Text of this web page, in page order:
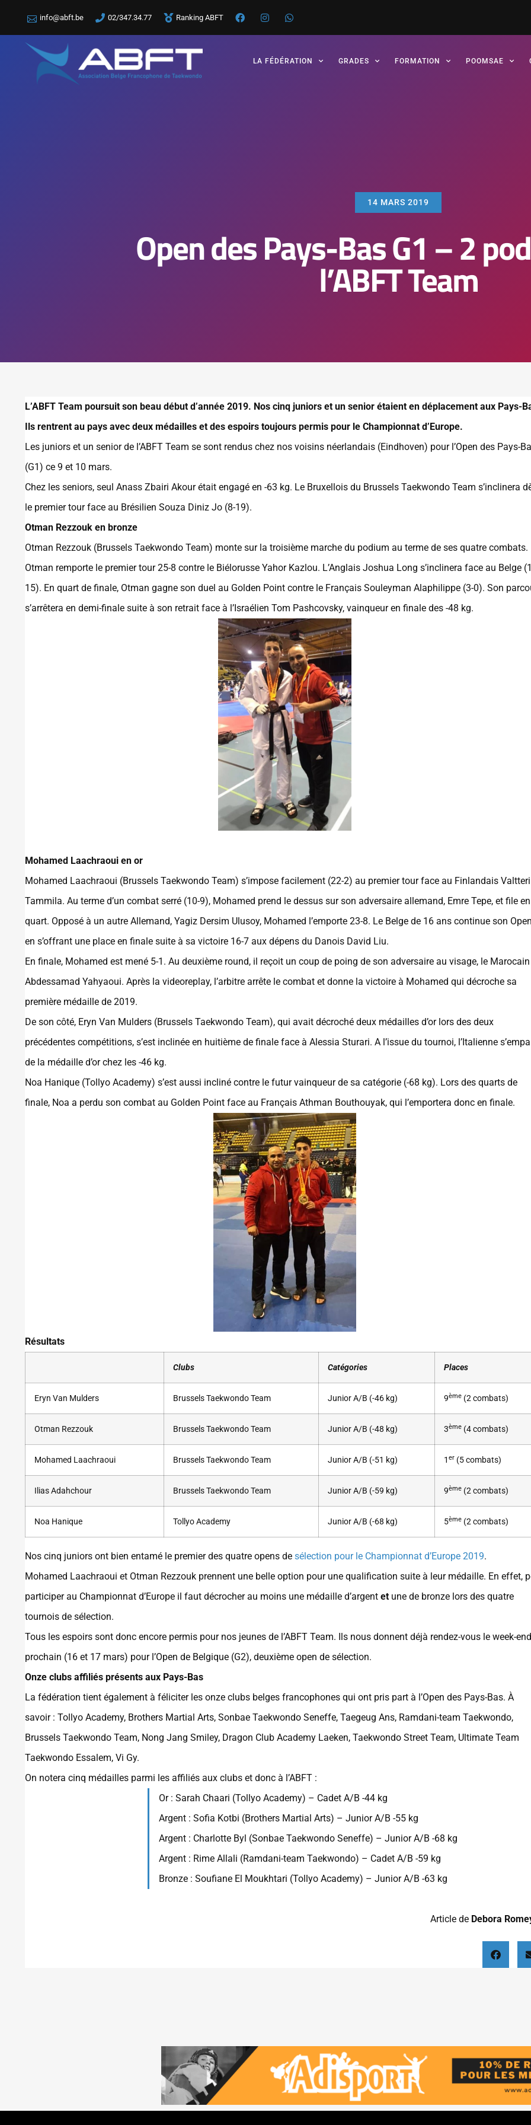
info@abft.be 02/347.34.77 Ranking ABFT
LA FÉDÉRATION GRADES FORMATION POOMSAE
14 MARS 2019
Open des Pays-Bas G1 – 2
l’ABFT Team
L’ABFT Team poursuit son beau début d’année 2019. Nos cinq juniors et un senior étaient en déplacement aux Pays-
Ils rentrent au pays avec deux médailles et des espoirs toujours permis pour le Championnat d’Europe.
Les juniors et un senior de l’ABFT Team se sont rendus chez nos voisins néerlandais (Eindhoven) pour l’Open des Pays-
(G1) ce 9 et 10 mars.
Chez les seniors, seul Anass Zbairi Akour était engagé en -63 kg. Le Bruxellois du Brussels Taekwondo Team s’inclinera
le premier tour face au Brésilien Souza Diniz Jo (8-19).
Otman Rezzouk en bronze
Otman Rezzouk (Brussels Taekwondo Team) monte sur la troisième marche du podium au terme de ses quatre combats.
Otman remporte le premier tour 25-8 contre le Biélorusse Yahor Kazlou. L’Anglais Joshua Long s’inclinera face au Belge
15). En quart de finale, Otman gagne son duel au Golden Point contre le Français Souleyman Alaphilippe (3-0). Son
s’arrêtera en demi-finale suite à son retrait face à l’Israélien Tom Pashcovsky, vainqueur en finale des -48 kg.
Mohamed Laachraoui en or
Mohamed Laachraoui (Brussels Taekwondo Team) s’impose facilement (22-2) au premier tour face au Finlandais Valtteri
Tammila. Au terme d’un combat serré (10-9), Mohamed prend le dessus sur son adversaire allemand, Emre Tepe, et file en
quart. Opposé à un autre Allemand, Yagiz Dersim Ulusoy, Mohamed l’emporte 23-8. Le Belge de 16 ans continue son
en s’offrant une place en finale suite à sa victoire 16-7 aux dépens du Danois David Liu.
En finale, Mohamed est mené 5-1. Au deuxième round, il reçoit un coup de poing de son adversaire au visage, le Marocain
Abdessamad Yahyaoui. Après la videoreplay, l’arbitre arrête le combat et donne la victoire à Mohamed qui décroche sa
première médaille de 2019.
De son côté, Eryn Van Mulders (Brussels Taekwondo Team), qui avait décroché deux médailles d’or lors des deux
précédentes compétitions, s’est inclinée en huitième de finale face à Alessia Sturari. A l’issue du tournoi, l’Italienne
de la médaille d’or chez les -46 kg.
Noa Hanique (Tollyo Academy) s’est aussi incliné contre le futur vainqueur de sa catégorie (-68 kg). Lors des quarts de
finale, Noa a perdu son combat au Golden Point face au Français Athman Bouthouyak, qui l’emportera donc en finale.
Résultats
Clubs Catégories Places
Eryn Van Mulders Brussels Taekwondo Team Junior A/B (-46 kg) 9ème (2 combats)
Otman Rezzouk Brussels Taekwondo Team Junior A/B (-48 kg) 3ème (4 combats)
Mohamed Laachraoui Brussels Taekwondo Team Junior A/B (-51 kg) 1 er (5 combats)
Ilias Adahchour Brussels Taekwondo Team Junior A/B (-59 kg) 9ème (2 combats)
Noa Hanique Tollyo Academy Junior A/B (-68 kg) 5ème (2 combats)
Nos cinq juniors ont bien entamé le premier des quatre opens de sélection pour le Championnat d’Europe 2019.
Mohamed Laachraoui et Otman Rezzouk prennent une belle option pour une qualification suite à leur médaille. En effet,
participer au Championnat d’Europe il faut décrocher au moins une médaille d’argent et une de bronze lors des quatre
tournois de sélection.
Tous les espoirs sont donc encore permis pour nos jeunes de l’ABFT Team. Ils nous donnent déjà rendez-vous le week-end
prochain (16 et 17 mars) pour l’Open de Belgique (G2), deuxième open de sélection.
Onze clubs affiliés présents aux Pays-Bas
La fédération tient également à féliciter les onze clubs belges francophones qui ont pris part à l’Open des Pays-Bas. À
savoir : Tollyo Academy, Brothers Martial Arts, Sonbae Taekwondo Seneffe, Taegeug Ans, Ramdani-team Taekwondo,
Brussels Taekwondo Team, Nong Jang Smiley, Dragon Club Academy Laeken, Taekwondo Street Team, Ultimate Team
Taekwondo Essalem, Vi Gy.
On notera cinq médailles parmi les affiliés aux clubs et donc à l’ABFT :
Or : Sarah Chaari (Tollyo Academy) – Cadet A/B -44 kg
Argent : Sofia Kotbi (Brothers Martial Arts) – Junior A/B -55 kg
Argent : Charlotte Byl (Sonbae Taekwondo Seneffe) – Junior A/B -68 kg
Argent : Rime Allali (Ramdani-team Taekwondo) – Cadet A/B -59 kg
Bronze : Soufiane El Moukhtari (Tollyo Academy) – Junior A/B -63 kg
Article de Debora